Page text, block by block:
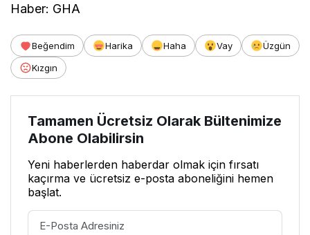
Haber: GHA
Beğendim Harika Haha Vay
Üzgün
Kızgın
Tamamen Ücretsiz Olarak Bültenimize
Abone Olabilirsin
Yeni haberlerden haberdar olmak için fırsatı
kaçırma ve ücretsiz e-posta aboneliğini hemen
başlat.